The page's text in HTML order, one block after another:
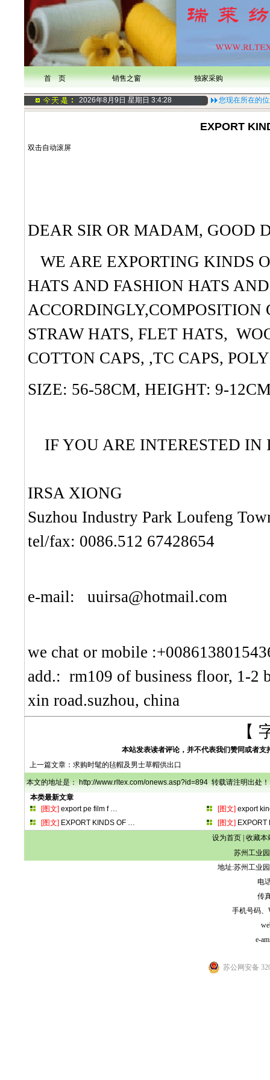
首 页 销售之窗 独家采购
2026年8月9日 星期日 3:4:28 您现在所在的
EXPORT
双击自动滚屏
DEAR SIR OR MADAM, GOOD
WE ARE EXPORTING KINDS
HATS AND FASHION HATS
STRAW HATS, FLET HATS,
COTTON CAPS, ,TC CAPS,
SIZE: 56-58CM, HEIGHT: 9-
IF YOU ARE INTERESTED IN
IRSA XIONG
Suzhou Industry Park Loufeng
tel/fax: 0086.512 67428654
e-mail: uuirsa@hotmail.com
we chat or mobile
add.: rm109 of business floor, 1-2
xin road.suzhou, china
【
本站发表读者评论，并不代表我们赞同或者
上一篇文章： 求购时髦的毡帽及男士草帽供出口
本文的地址是： http://www.rltex.com/onews.asp?id=894 转载请注明出处！
本类最新文章
[图文] export pe film f… [图文] export
[图文] EXPORT KINDS OF … [图文]
设为首页| 收藏本
苏州工业
地址:苏州工业
电
传
手机号码、
e-
苏公网安备